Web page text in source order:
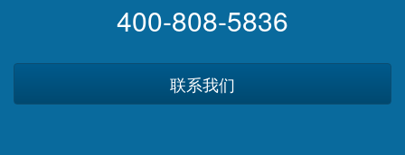
400-808-5836
联系我们